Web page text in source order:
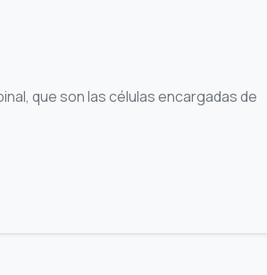
que son las células encargadas de